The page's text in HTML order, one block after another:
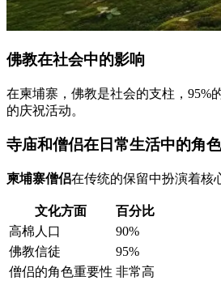
佛教在社会中的影响
在柬埔寨，佛教是社会的支柱，95%
的庆祝活动。
寺庙和僧侣在日常生活中的角色
柬埔寨僧侣在传统的保留中扮演着核
文化方面
百分比
高棉人口
90%
佛教信徒
95%
僧侣的角色重要性 非常高